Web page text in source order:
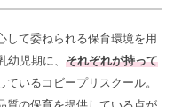
して委ねられる保育環境を用
幼児期に、それぞれが持って
ているコビープリスクール。